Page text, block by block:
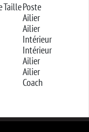
TaillePoste
Ailier
Ailier
Intérieur
Intérieur
Ailier
Ailier
Coach